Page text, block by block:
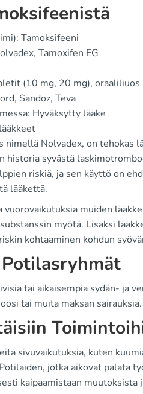
Tamoksifeeni
Tamoxifen EG
(10 mg, 20 mg),
Sandoz, Teva
Hyväksytty lääke
nimellä Nolvadex, on tehokas
historia syvästä
riskiä, ja sen käyttö on
lääkettä.
vuorovaikutuksia muiden
myötä. Lisäksi
kohtaaminen kohdun
tai aikaisempia sydän- ja
tai muita maksan sairauksia.
sivuvaikutuksia, kuten
jotka aikovat palata
kaipaamistaan muutoksista